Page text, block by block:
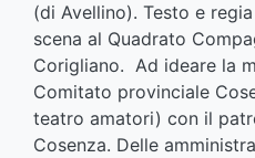
(di Avellino). Testo e
scena al Quadrato
Corigliano. Ad ideare la
Comitato provinciale
teatro amatori) con il
Cosenza. Delle